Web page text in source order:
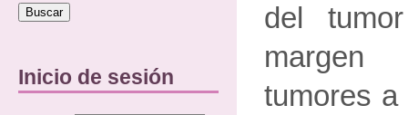
Inicio de sesión
del
tumores